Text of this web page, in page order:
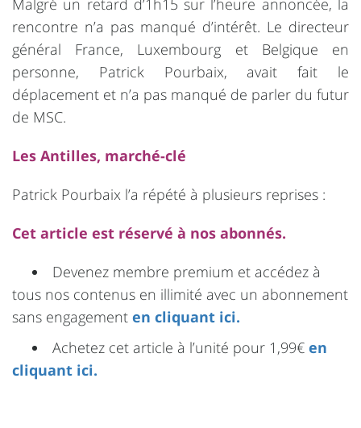
Malgré un retard d’1h15 sur l’heure annoncée, la
rencontre n’a pas manqué d’intérêt. Le directeur
général France, Luxembourg et Belgique en
personne, Patrick Pourbaix, avait fait le
déplacement et n’a pas manqué de parler du futur
de MSC.
Les Antilles, marché-clé
Patrick Pourbaix l’a répété à plusieurs reprises :
Cet article est réservé à nos abonnés.
Devenez membre premium et accédez à
tous nos contenus en illimité avec un abonnement
sans engagement en cliquant ici.
Achetez cet article à l’unité pour 1,99€ en
cliquant ici.